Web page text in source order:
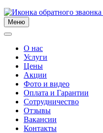
Меню
Меню
О нас
Услуги
Цены
Акции
Фото и видео
Оплата и Гарантии
Сотрудничество
Отзывы
Вакансии
Контакты